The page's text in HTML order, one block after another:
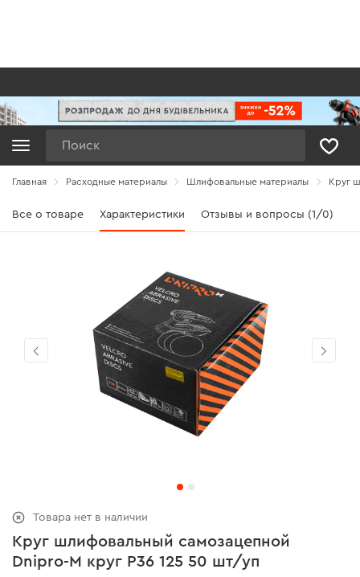
Главная Расходные материалы Шлифовальные материалы Круг
Все о товаре Характеристики Отзывы и вопросы (1/0)
Круг шлифовальный самозацепной
Dnipro-M круг Р36 125 50 шт/уп
Товара нет в наличии